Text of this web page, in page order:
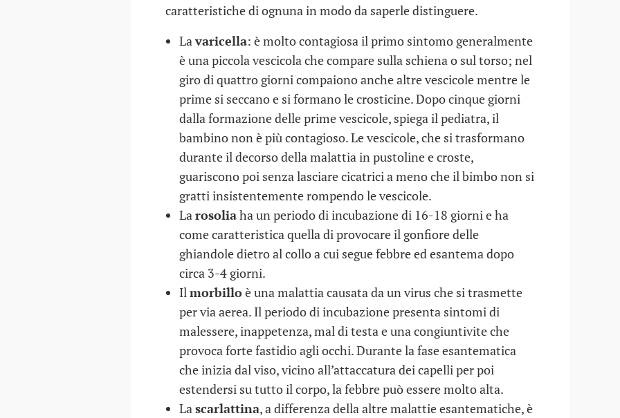
caratteristiche di ognuna in modo da saperle distinguere.
Lavaricella: è molto contagiosa il primo sintomo generalmente
è una piccola vescicola che compare sulla schiena o sul torso; nel
giro di quattro giorni compaiono anche altre vescicole mentre le
prime si seccano e si formano le crosticine. Dopo cinque giorni
dalla formazione delle prime vescicole, spiega il pediatra, il
bambino non è più contagioso. Le vescicole, che si trasformano
durante il decorso della malattia in pustoline e croste,
guariscono poi senza lasciare cicatrici a meno che il bimbo non si
gratti insistentemente rompendo le vescicole.
Larosoliaha un periodo di incubazione di 16-18 giorni e ha
come caratteristica quella di provocare il gonfiore delle
ghiandole dietro al collo a cui segue febbre ed esantema dopo
circa 3-4 giorni.
Ilmorbilloè una malattia causata da un virus che si trasmette
per via aerea. Il periodo di incubazione presenta sintomi di
malessere, inappetenza, mal di testa e una congiuntivite che
provoca forte fastidio agli occhi. Durante la fase esantematica
che inizia dal viso, vicino all’attaccatura dei capelli per poi
estendersi su tutto il corpo, la febbre può essere molto alta.
Lascarlattina, a differenza della altre malattie esantematiche, è